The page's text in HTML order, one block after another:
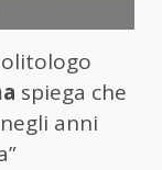
spiega che
anni